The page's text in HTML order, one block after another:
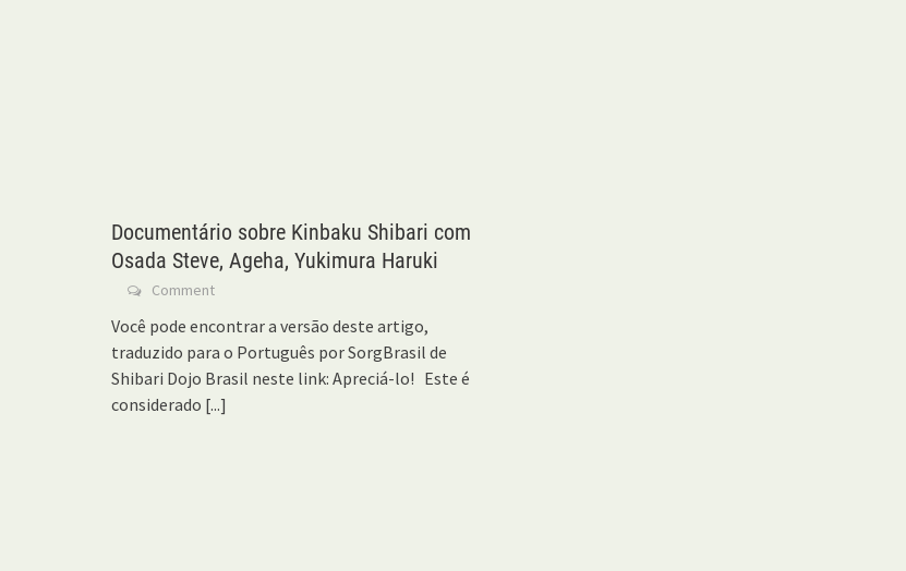
Documentário sobre Kinbaku Shibari com
Osada Steve, Ageha, Yukimura Haruki
Comment
Você pode encontrar a versão deste artigo,
traduzido para o Português por SorgBrasil de
Shibari Dojo Brasil neste link: Apreciá-lo! Este é
considerado [...]